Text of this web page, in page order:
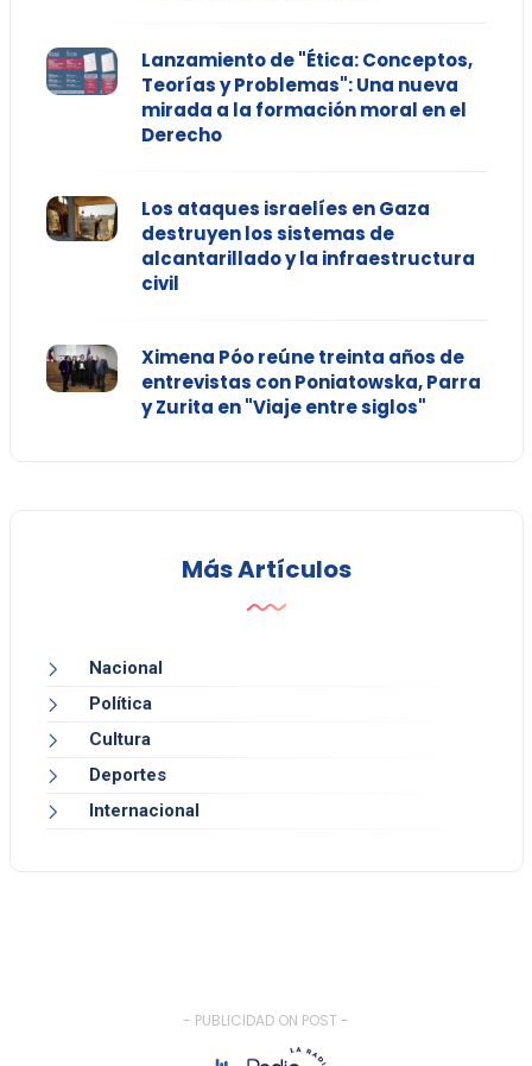
Lanzamiento de "Ética: Conceptos,
Teorías y Problemas": Una nueva
mirada a la formación moral en el
Derecho
Los ataques israelíes en Gaza
destruyen los sistemas de
alcantarillado y la infraestructura
civil
Ximena Póo reúne treinta años de
entrevistas con Poniatowska, Parra
y Zurita en "Viaje entre siglos"
Más Artículos
Nacional
Política
Cultura
Deportes
Internacional
- PUBLICIDAD ON POST -